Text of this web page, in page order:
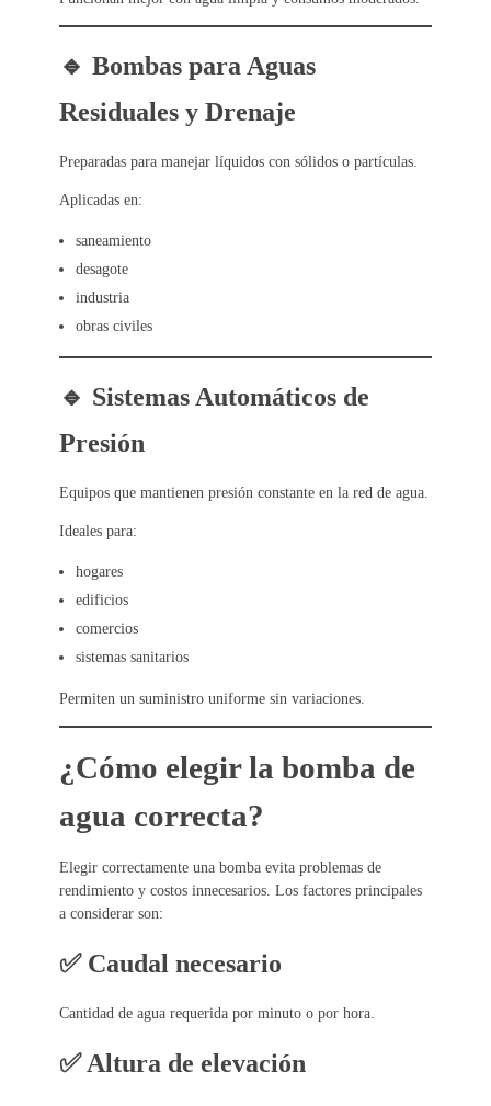
🔹 Bombas para Aguas
Residuales y Drenaje
Preparadas para manejar líquidos con sólidos o partículas.
Aplicadas en:
saneamiento
desagote
industria
obras civiles
🔹 Sistemas Automáticos de
Presión
Equipos que mantienen presión constante en la red de agua.
Ideales para:
hogares
edificios
comercios
sistemas sanitarios
Permiten un suministro uniforme sin variaciones.
¿Cómo elegir la bomba de
agua correcta?
Elegir correctamente una bomba evita problemas de
rendimiento y costos innecesarios. Los factores principales
a considerar son:
✅ Caudal necesario
Cantidad de agua requerida por minuto o por hora.
✅ Altura de elevación